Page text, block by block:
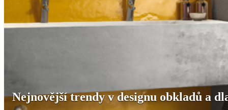
Nejnovější trendy v designu obkladů a